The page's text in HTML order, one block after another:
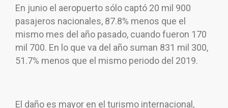
En junio el aeropuerto sólo captó 20 mil 900
pasajeros nacionales, 87.8% menos que el
mismo mes del año pasado, cuando fueron 170
mil 700. En lo que va del año suman 831 mil 300,
51.7% menos que el mismo periodo del 2019.
El daño es mayor en el turismo internacional,